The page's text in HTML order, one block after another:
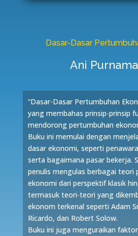
Dasar-Dasar
Ani
“Dasar-Dasar Pertumbuhan
yang membahas prinsip-prinsip
mendorong pertumbuhan
Buku ini memulai dengan
dasar ekonomi, seperti
serta bagaimana pasar bekerja.
penulis mengulas berbagai teori
ekonomi dari perspektif klasik
termasuk teori-teori yang
ekonom terkenal seperti Adam
Ricardo, dan Robert Solow.
Buku ini juga menguraikan